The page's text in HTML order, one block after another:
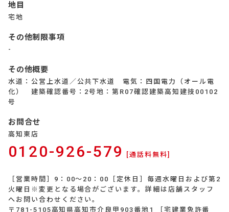
地目
宅地
その他制限事項
-
その他概要
水道：公営上水道／公共下水道 電気：四国電力（オール電
化） 建築確認番号：2号地：第R07確認建築高知建技00102
号
お問合せ
高知東店
0120-926-579 [通話料無料]
［営業時間］9：00～20：00［定休日］毎週水曜日および第2
火曜日※変更となる場合がございます。詳細は店舗スタッフ
へお問い合わせください。
〒781-5105高知県高知市介良甲903番地1 ［宅建業免許番